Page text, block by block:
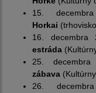
15.
Horkai
16.
estráda
25.
zábava
26.